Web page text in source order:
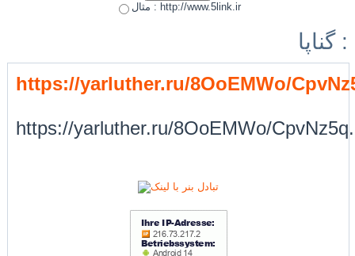
مثال : http://www.5link.ir
گناپا :
https://yarluther.ru/8OoEMWo/
https://yarluther.ru/8OoEMWo/